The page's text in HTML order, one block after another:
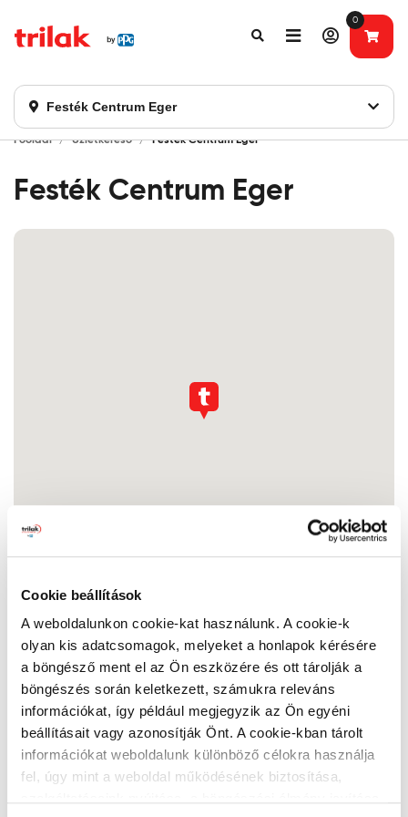
Cookie beállítások
A weboldalunkon cookie-kat használunk. A cookie-k
olyan kis adatcsomagok, melyeket a honlapok kérésére
a böngésző ment el az Ön eszközére és ott tárolják a
böngészés során keletkezett, számukra releváns
információkat, így például megjegyzik az Ön egyéni
beállításait vagy azonosítják Önt. A cookie-kban tárolt
információkat weboldalunk különböző célokra használja
fel, úgy mint a weboldal működésének biztosítása,
Festék Centrum Eger
0
Fontos tájékoztatás!
Főoldal Üzletkereső Festék Centrum Eger
Festék Centrum Eger
Festék Centrum Eger
3300 Eger, Sas u. 94
Nyitvatartás:
Hétfő:
07:00 - 17:00
Kedd:
07:00 - 17:00
Szerda:
07:00 - 17:00
Csütörtök: 07:00 - 17:00
Péntek:
07:00 - 17:00